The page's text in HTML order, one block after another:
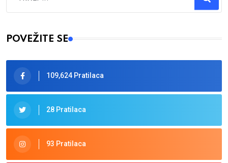
Type 2 or more characters for results.
POVEŽITE SE
109,624 Pratilaca
28 Pratilaca
93 Pratilaca